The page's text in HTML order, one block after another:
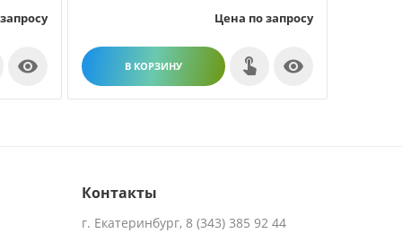

Цена по запросу
В КОРЗИНУ 
Контакты
г. Екатеринбург, 8 (343) 385 92 44